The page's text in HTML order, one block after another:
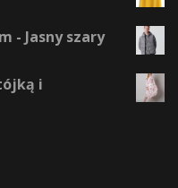
- Jasny szary
i